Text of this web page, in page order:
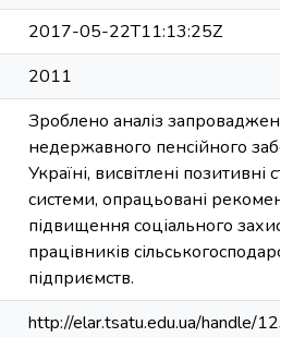
2017-05-22T11:13:25Z
2011
Зроблено аналіз
недержавного пенсійного
Україні, висвітлені позитивні
системи, опрацьовані
підвищення соціального
працівників
підприємств.
http://elar.tsatu.edu.ua/handle/